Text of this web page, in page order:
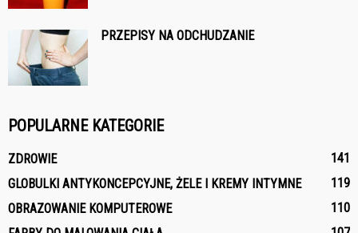
PRZEPISY NA ODCHUDZANIE
POPULARNE KATEGORIE
ZDROWIE
141
GLOBULKI ANTYKONCEPCYJNE, ŻELE I KREMY INTYMNE
119
OBRAZOWANIE KOMPUTEROWE
110